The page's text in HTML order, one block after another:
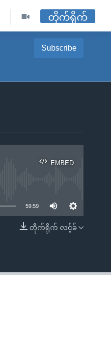
တိုက်ရိုက်
Subscribe
EMBED
EMBED
59:59
တိုက်ရိုက် လင့်ခ်